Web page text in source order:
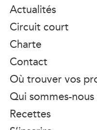
Actualités
Circuit court
Charte
Contact
Où trouver vos
Qui sommes-nous
Recettes